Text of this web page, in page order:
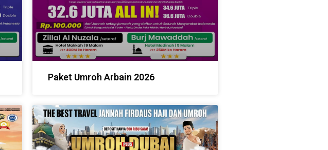
Paket Umroh Arbain 2026